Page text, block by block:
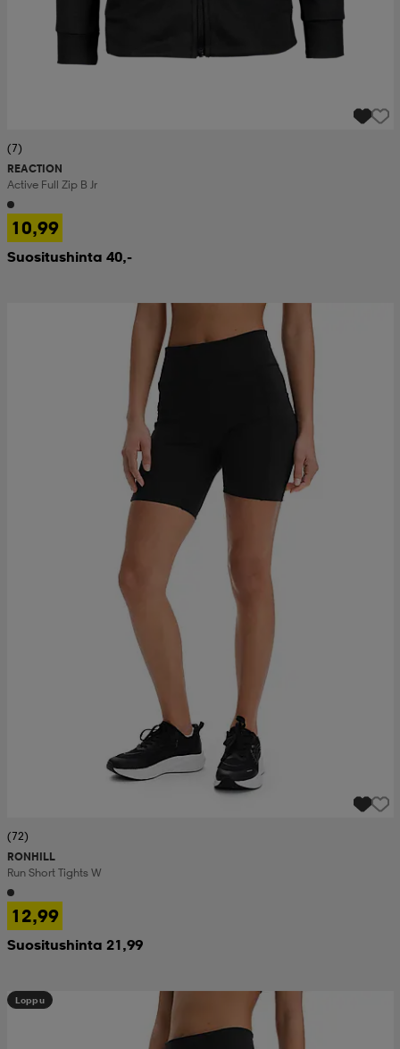
(7)
REACTION
Active Full Zip B Jr
10,99
Suositushinta 40,-
(72)
RONHILL
Run Short Tights W
12,99
Suositushinta 21,99
Loppu